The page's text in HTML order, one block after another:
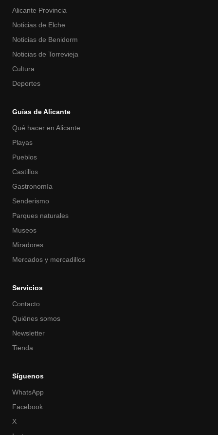
Alicante Provincia
Noticias de Elche
Noticias de Benidorm
Noticias de Torrevieja
Cultura
Deportes
Guías de Alicante
Qué hacer en Alicante
Playas
Pueblos
Castillos
Gastronomía
Senderismo
Parques naturales
Museos
Miradores
Mercados y mercadillos
Servicios
Contacto
Quiénes somos
Newsletter
Tienda
Síguenos
WhatsApp
Facebook
X